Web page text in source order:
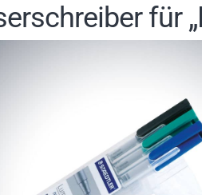
für